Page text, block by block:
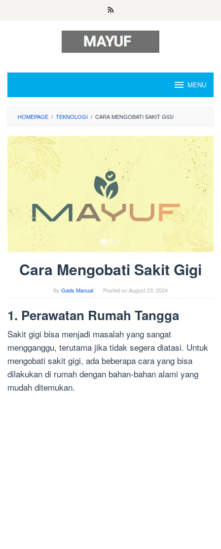
MENU
HOMEPAGE / TEKNOLOGI / CARA MENGOBATI SAKIT GIGI
Cara Mengobati Sakit Gigi
By Gads Manual Posted onAugust 23, 2024
1. Perawatan Rumah Tangga
Sakit gigi bisa menjadi masalah yang sangat
mengganggu, terutama jika tidak segera diatasi. Untuk
mengobati sakit gigi, ada beberapa cara yang bisa
dilakukan di rumah dengan bahan-bahan alami yang
mudah ditemukan.